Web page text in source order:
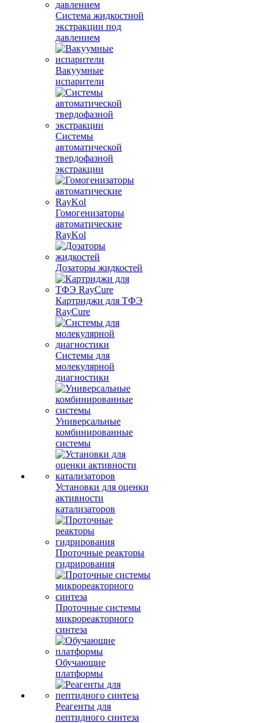
Система жидкостной
экстракции под
давлением
Вакуумные
испарители
Системы
автоматической
твердофазной
экстракции
Гомогенизаторы
автоматические
RayKol
Дозаторы жидкостей
Картриджи для ТФЭ
RayCure
Системы для
молекулярной
диагностики
Универсальные
комбинированные
системы
Установки для оценки
активности
катализаторов
Проточные реакторы
гидрирования
Проточные системы
микрореакторного
синтеза
Обучающие
платформы
Реагенты для
пептидного синтеза